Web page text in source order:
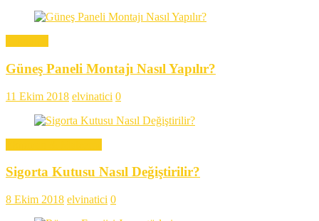
Güneş Paneli Montajı Nasıl Yapılır?
11 Ekim 2018 elvinatici 0
Sigorta Kutusu Nasıl Değiştirilir?
8 Ekim 2018 elvinatici 0